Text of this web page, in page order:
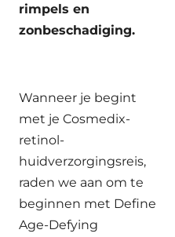
rimpels en
zonbeschadiging.
Wanneer je begint
met je Cosmedix-
retinol-
huidverzorgingsreis,
raden we aan om te
beginnen met Define
Age-Defying